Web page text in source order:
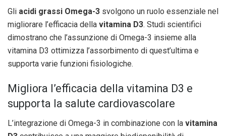
Gli acidi grassi Omega-3 svolgono un ruolo essenziale nel
migliorare l’efficacia della vitamina D3. Studi scientifici
dimostrano che l’assunzione di Omega-3 insieme alla
vitamina D3 ottimizza l’assorbimento di quest’ultima e
supporta varie funzioni fisiologiche.
Migliora l’efficacia della vitamina D3 e
supporta la salute cardiovascolare
L’integrazione di Omega-3 in combinazione con la vitamina